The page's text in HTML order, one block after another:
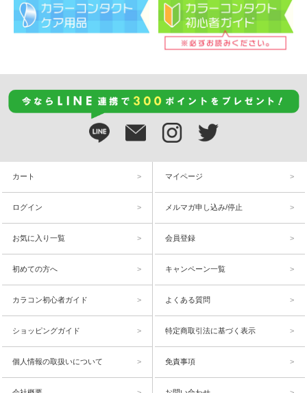
カート マイページ
ログイン メルマガ申し込み/停止
お気に入り一覧 会員登録
初めての方へ キャンペーン一覧
カラコン初心者ガイド よくある質問
ショッピングガイド 特定商取引法に基づく表示
個人情報の取扱いについて 免責事項